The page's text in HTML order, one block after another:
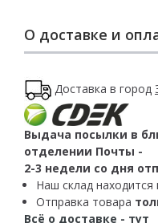
О доставке и
Доставка в город
Выдача посылки в
отделении Почты -
2-3 недели со дня
Наш склад находится
Отправка товара
Всё о доставке - тут